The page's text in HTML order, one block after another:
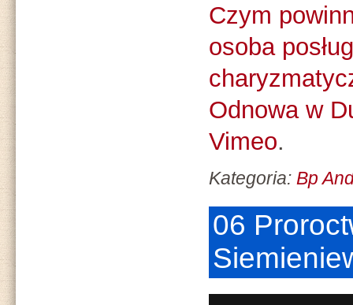
Czym
osoba
Odnowa w
Vimeo.
Kategoria: Bp
06